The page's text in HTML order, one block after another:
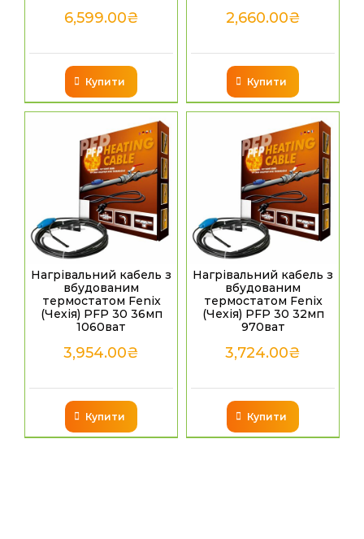
6,599.00₴
Купити
2,660.00₴
Купити
Нагрівальний кабель з
вбудованим
термостатом Fenix
(Чехія) PFP 30 36мп
1060ват
3,954.00₴
Купити
Нагрівальний кабель з
вбудованим
термостатом Fenix
(Чехія) PFP 30 32мп
970ват
3,724.00₴
Купити